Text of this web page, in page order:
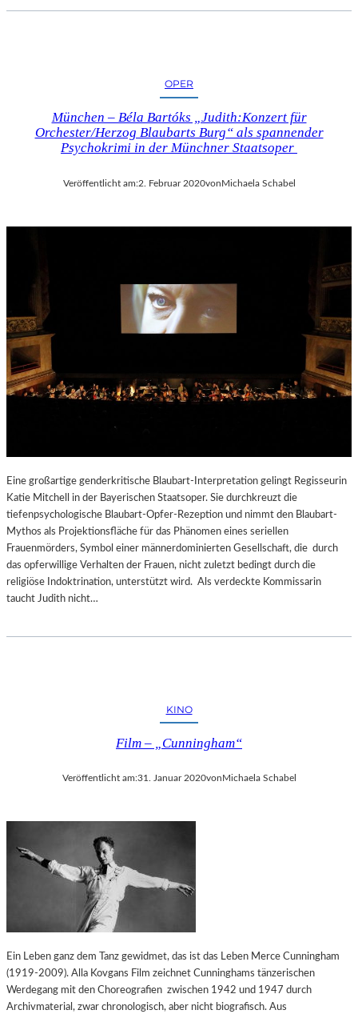
OPER
München – Béla Bartóks „Judith:Konzert für
Orchester/Herzog Blaubarts Burg“ als spannender
Psychokrimi in der Münchner Staatsoper
Veröffentlicht am:2. Februar 2020vonMichaela Schabel
Eine großartige genderkritische Blaubart-Interpretation gelingt Regisseurin
Katie Mitchell in der Bayerischen Staatsoper. Sie durchkreuzt die
tiefenpsychologische Blaubart-Opfer-Rezeption und nimmt den Blaubart-
Mythos als Projektionsfläche für das Phänomen eines seriellen
Frauenmörders, Symbol einer männerdominierten Gesellschaft, die durch
das opferwillige Verhalten der Frauen, nicht zuletzt bedingt durch die
religiöse Indoktrination, unterstützt wird. Als verdeckte Kommissarin
taucht Judith nicht…
KINO
Film – „Cunningham“
Veröffentlicht am:31. Januar 2020vonMichaela Schabel
Ein Leben ganz dem Tanz gewidmet, das ist das Leben Merce Cunningham
(1919-2009). Alla Kovgans Film zeichnet Cunninghams tänzerischen
Werdegang mit den Choreografien zwischen 1942 und 1947 durch
Archivmaterial, zwar chronologisch, aber nicht biografisch. Aus